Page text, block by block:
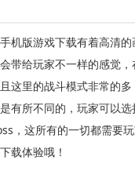
机版游戏下载有着高清
给玩家不一样的感觉，
这里的战斗模式非常的
有所不同的，玩家可以
，这所有的一切都需要
载体验哦！